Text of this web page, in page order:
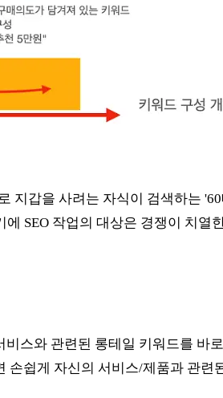
갑을 사려는 자식이 검색하는
SEO 작업의 대상은 경쟁이 치
스와 관련된 롱테일 키워드를 바
쉽게 자신의 서비스/제품과 관